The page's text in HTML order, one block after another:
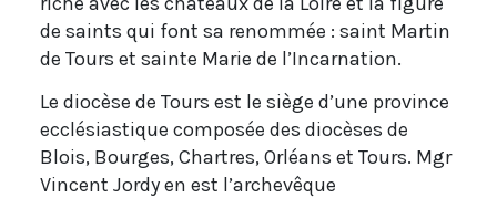
de saints qui font sa renommée : saint Martin
de Tours et sainte Marie de l’Incarnation.
Le diocèse de Tours est le siège d’une province
ecclésiastique composée des diocèses de
Blois, Bourges, Chartres, Orléans et Tours. Mgr
Vincent Jordy en est l’archevêque